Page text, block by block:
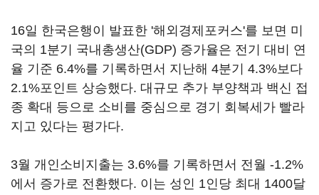
16일 한국은행이 발표한 '해외경제포커스'를 보면 미
국의 1분기 국내총생산(GDP) 증가율은 전기 대비 연
율 기준 6.4%를 기록하면서 지난해 4분기 4.3%보다
2.1%포인트 상승했다. 대규모 추가 부양책과 백신 접
종 확대 등으로 소비를 중심으로 경기 회복세가 빨라
지고 있다는 평가다.
3월 개인소비지출는 3.6%를 기록하면서 전월 -1.2%
에서 증가로 전환했다. 이는 성인 1인당 최대 1400달